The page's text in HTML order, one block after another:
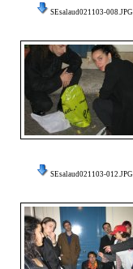
SEsalaud021103-008.JPG
SEsalaud021103-012.JPG